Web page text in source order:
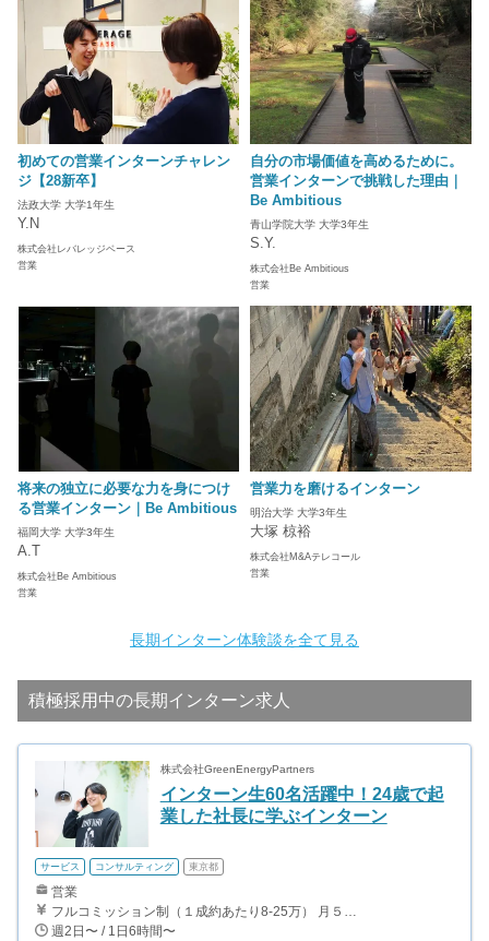
初めての営業インターンチャレン
ジ【28新卒】
法政大学 大学1年生
Y.N
株式会社レバレッジベース
営業
自分の市場価値を高めるために。
営業インターンで挑戦した理由｜
Be Ambitious
青山学院大学 大学3年生
S.Y.
株式会社Be Ambitious
営業
将来の独立に必要な力を身につけ
る営業インターン｜Be Ambitious
福岡大学 大学3年生
A.T
株式会社Be Ambitious
営業
営業力を磨けるインターン
明治大学 大学3年生
大塚 椋裕
株式会社M&Aテレコール
営業
長期インターン体験談を全て見る
積極採用中の長期インターン求人
株式会社GreenEnergyPartners
インターン生60名活躍中！24歳で起
業した社長に学ぶインターン
サービス コンサルティング 東京都
営業
フルコミッション制（１成約あたり8-25万） 月５０万以上稼ぐインターン生も多数います！ ■収入例 ○入社１ヶ月目（明治大学2年生） 役職：アポインター 月間１契約×８万円＝８万円 ＋交通費 ○入社３ヶ月目（東京大学２年生） 役職：アポインター（ランク：ブロンズ） 月間３契約×10万円＝30万円 ＋交通費 ○入社６ヶ月目（早稲田大学３年生） 役職：アポインター（ランク：シルバー） 月間５契約×12万円＝60万円 ＋交通費 ○入社15ヶ月目（慶應大学３年生） 役職：クローザー 月間３契約×25万＝75万円 ＋交通費
週2日〜 / 1日6時間〜